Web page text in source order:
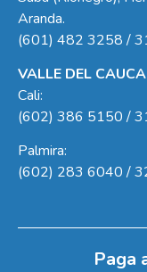
Aranda.
(601) 482 3258 /
VALLE DEL CAUCA
Cali:
(602) 386 5150 /
Palmira:
(602) 283 6040 /
Paga